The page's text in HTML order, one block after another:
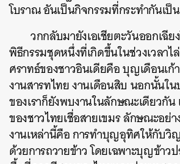
โบราณ อันเป็นกิจกรรมที่กระทำกันเ
วกกลับมายังเอเชียตะวันออกเฉีย
พิธีกรรมชุดหนึ่งที่เกิดขึ้นในช่วงเวลา
ศราทธ์ของชาวอินเดียคือ บุญเดือนเ
งานสารทไทย งานเดือนสิบ นอกนั้นใ
ของเราก็ยังพบงานในลักษณะเดียวกั
ของชาวไทยเชื่อสายเขมร ลักษณะอย่
งานเหล่านี้คือ การทำบุญอุทิศให้กับ
ด้วยการถวายข้าว โดยเฉพาะบุญข้าว